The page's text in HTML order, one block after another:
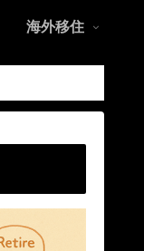
海外移住